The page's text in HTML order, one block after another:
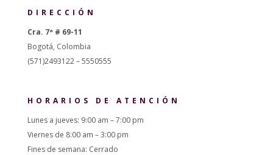
DIRECCIÓN
Cra. 7ª # 69-11
Bogotá, Colombia
(571)2493122 – 5550555
HORARIOS DE ATENCIÓN
Lunes a jueves: 9:00 am – 7:00 pm
Viernes de 8:00 am – 3:00 pm
Fines de semana: Cerrado